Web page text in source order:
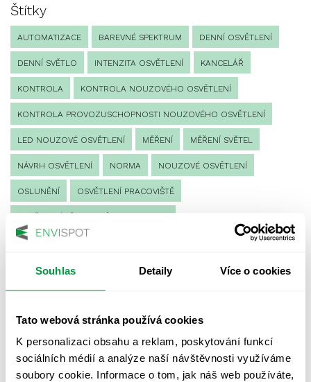
Souhlas Detaily Více o cookies
Tato webová stránka používá cookies
K personalizaci obsahu a reklam, poskytování funkcí
sociálních médií a analýze naší návštěvnosti využíváme
soubory cookie. Informace o tom, jak náš web používáte,
Štítky
AUTOMATIZACE BAREVNÉ SPEKTRUM DENNÍ OSVĚTLENÍ
DENNÍ SVĚTLO INTENZITA OSVĚTLENÍ KANCELÁŘ
KONTROLA KONTROLA NOUZOVÉHO OSVĚTLENÍ
KONTROLA PROVOZUSCHOPNOSTI NOUZOVÉHO OSVĚTLENÍ
LED NOUZOVÉ OSVĚTLENÍ MĚŘENÍ MĚŘENÍ SVĚTEL
NÁVRH OSVĚTLENÍ NORMA NOUZOVÉ OSVĚTLENÍ
OSLUNĚNÍ OSVĚTLENÍ PRACOVIŠTĚ
OSVĚTLENÍ SPORTOVIŠŤ
PROTIPANICKÉ OSVĚTLENÍ
PROVOZNÍ DENÍK NOUZOVÉHO OSVĚTLENÍ
REVIZE NOUZOVÉHO OSVĚTLENÍ ŘÍZENÍ
UMĚLÉ OSVĚTLENÍ VEŘEJNÉ OSVĚTLENÍ
VÝPOČET OSVĚTLENÍ VÝPOČET ZASTÍNĚNÍ